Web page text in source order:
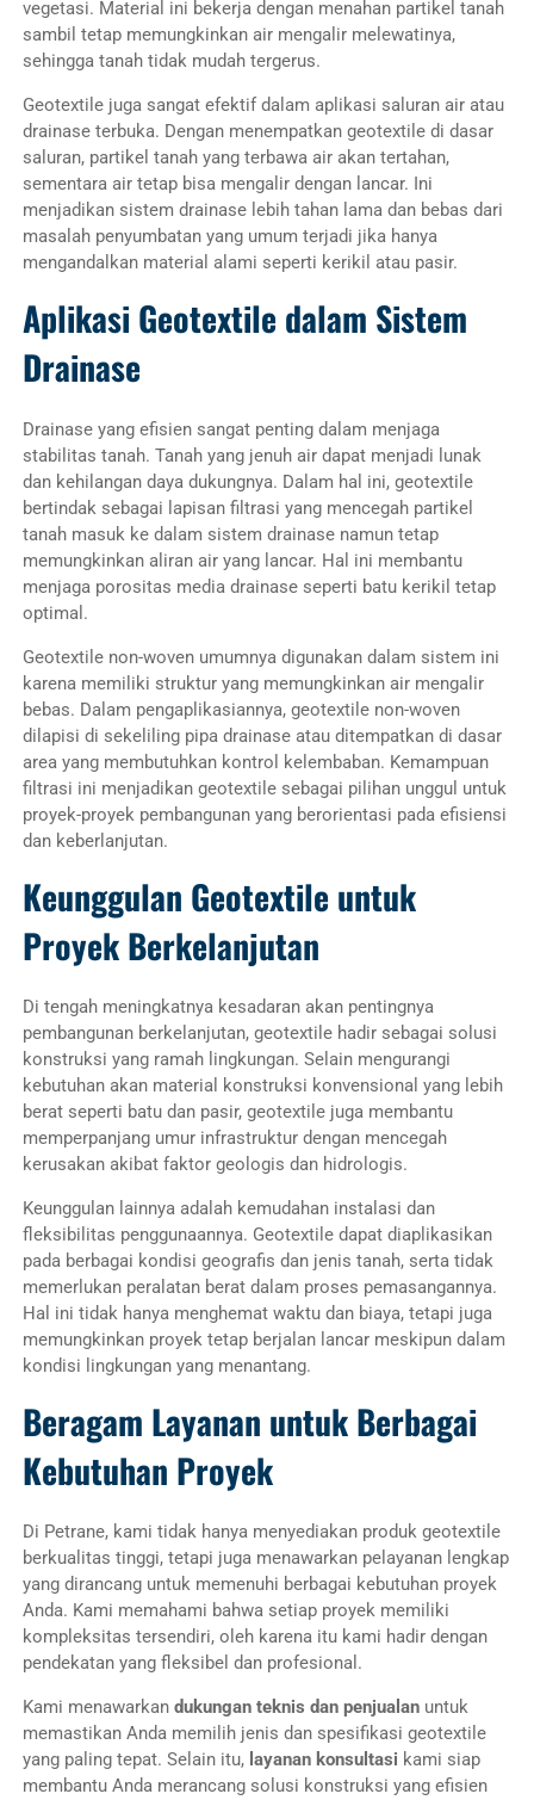
vegetasi. Material ini bekerja dengan menahan partikel tanah
sambil tetap memungkinkan air mengalir melewatinya,
sehingga tanah tidak mudah tergerus.
Geotextile juga sangat efektif dalam aplikasi saluran air atau
drainase terbuka. Dengan menempatkan geotextile di dasar
saluran, partikel tanah yang terbawa air akan tertahan,
sementara air tetap bisa mengalir dengan lancar. Ini
menjadikan sistem drainase lebih tahan lama dan bebas dari
masalah penyumbatan yang umum terjadi jika hanya
mengandalkan material alami seperti kerikil atau pasir.
Aplikasi Geotextile dalam Sistem
Drainase
Drainase yang efisien sangat penting dalam menjaga
stabilitas tanah. Tanah yang jenuh air dapat menjadi lunak
dan kehilangan daya dukungnya. Dalam hal ini, geotextile
bertindak sebagai lapisan filtrasi yang mencegah partikel
tanah masuk ke dalam sistem drainase namun tetap
memungkinkan aliran air yang lancar. Hal ini membantu
menjaga porositas media drainase seperti batu kerikil tetap
optimal.
Geotextile non-woven umumnya digunakan dalam sistem ini
karena memiliki struktur yang memungkinkan air mengalir
bebas. Dalam pengaplikasiannya, geotextile non-woven
dilapisi di sekeliling pipa drainase atau ditempatkan di dasar
area yang membutuhkan kontrol kelembaban. Kemampuan
filtrasi ini menjadikan geotextile sebagai pilihan unggul untuk
proyek-proyek pembangunan yang berorientasi pada efisiensi
dan keberlanjutan.
Keunggulan Geotextile untuk
Proyek Berkelanjutan
Di tengah meningkatnya kesadaran akan pentingnya
pembangunan berkelanjutan, geotextile hadir sebagai solusi
konstruksi yang ramah lingkungan. Selain mengurangi
kebutuhan akan material konstruksi konvensional yang lebih
berat seperti batu dan pasir, geotextile juga membantu
memperpanjang umur infrastruktur dengan mencegah
kerusakan akibat faktor geologis dan hidrologis.
Keunggulan lainnya adalah kemudahan instalasi dan
fleksibilitas penggunaannya. Geotextile dapat diaplikasikan
pada berbagai kondisi geografis dan jenis tanah, serta tidak
memerlukan peralatan berat dalam proses pemasangannya.
Hal ini tidak hanya menghemat waktu dan biaya, tetapi juga
memungkinkan proyek tetap berjalan lancar meskipun dalam
kondisi lingkungan yang menantang.
Beragam Layanan untuk Berbagai
Kebutuhan Proyek
Di Petrane, kami tidak hanya menyediakan produk geotextile
berkualitas tinggi, tetapi juga menawarkan pelayanan lengkap
yang dirancang untuk memenuhi berbagai kebutuhan proyek
Anda. Kami memahami bahwa setiap proyek memiliki
kompleksitas tersendiri, oleh karena itu kami hadir dengan
pendekatan yang fleksibel dan profesional.
Kami menawarkan dukungan teknis dan penjualanuntuk
memastikan Anda memilih jenis dan spesifikasi geotextile
yang paling tepat. Selain itu, layanan konsultasi kami siap
membantu Anda merancang solusi konstruksi yang efisien